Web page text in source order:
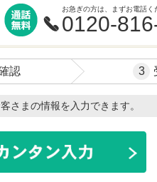
お急ぎの方は、まずお電話く
0120-
認 3
さまの情報を入力できます。